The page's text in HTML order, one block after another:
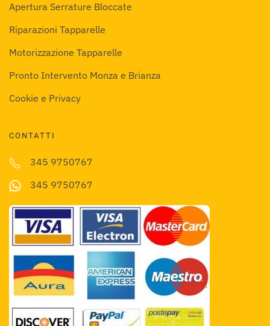
Apertura Serrature Bloccate
Riparazioni Tapparelle
Motorizzazione Tapparelle
Pronto Intervento Monza e Brianza
Cookie e Privacy
CONTATTI
345 9750767
345 9750767